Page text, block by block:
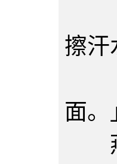
「
擦汗
「
面。
燕